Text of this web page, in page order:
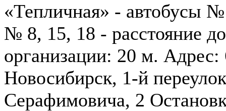
«Тепличная» - автобусы
№ 8, 15, 18 - расстояние до
организации: 20 м. Адрес:
Новосибирск, 1-й переулок
Серафимовича, 2